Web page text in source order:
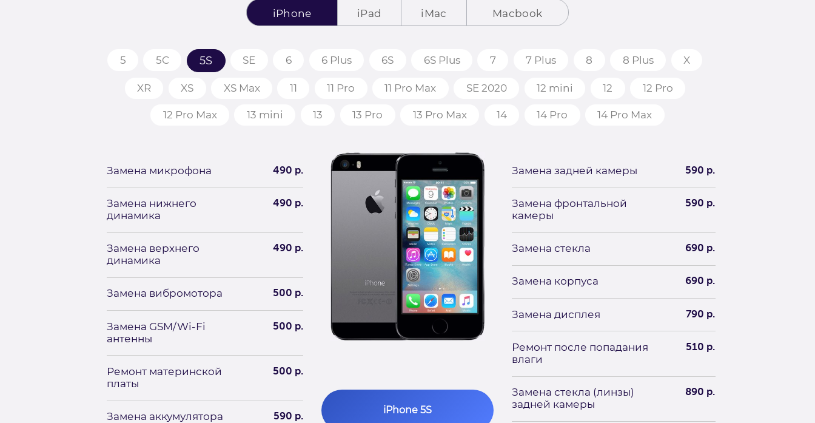
iPhone iPad iMac Macbook
5 5C 5S SE 6 6 Plus 6S 6S Plus 7 7 Plus 8 8 Plus X
XR XS XS Max 11 11 Pro 11 Pro Max SE 2020 12 mini 12 12 Pro
12 Pro Max 13 mini 13 13 Pro 13 Pro Max 14 14 Pro 14 Pro Max
Замена микрофона 490 р.
Замена нижнего
динамика
490 р.
Замена верхнего
динамика
490 р.
Замена вибромотора 500 р.
Замена GSM/Wi-Fi
антенны
500 р.
Ремонт материнской
платы
500 р.
Замена аккумулятора 590 р.
iPhone 5S
Замена задней камеры 590 р.
Замена фронтальной
камеры
590 р.
Замена стекла 690 р.
Замена корпуса 690 р.
Замена дисплея 790 р.
Ремонт после попадания
влаги
510 р.
Замена стекла (линзы)
задней камеры
890 р.